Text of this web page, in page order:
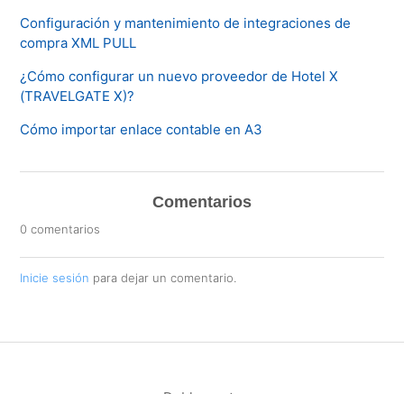
Configuración y mantenimiento de integraciones de
compra XML PULL
¿Cómo configurar un nuevo proveedor de Hotel X
(TRAVELGATE X)?
Cómo importar enlace contable en A3
Comentarios
0 comentarios
Inicie sesión para dejar un comentario.